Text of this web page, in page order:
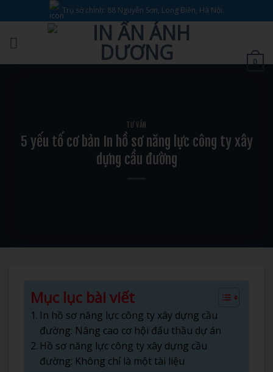
qua
nội
dung
Trụ sở chính: 88 Nguyễn Sơn, Long Biên, Hà Nội.
0
TƯ VẤN
5 yếu tố cơ bản In hồ sơ năng lực công ty xây
dựng cầu đường
Mục lục bài viết
In hồ sơ năng lực công ty xây dựng cầu
đường: Nâng cao cơ hội đấu thầu dự án
Hồ sơ năng lực công ty xây dựng cầu
đường: Không chỉ là một tài liệu